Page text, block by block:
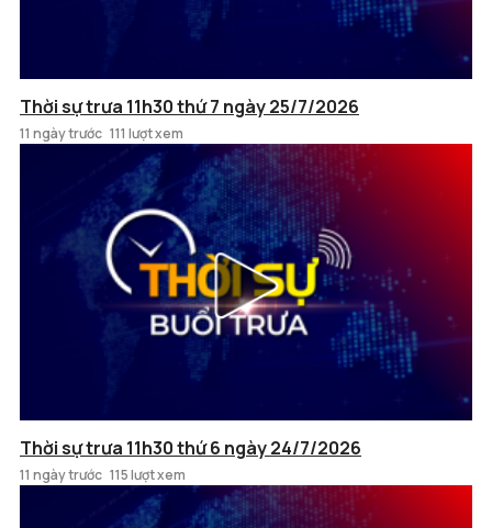
Thời sự trưa 11h30 thứ 7 ngày 25/7/2026
11 ngày trước 111 lượt xem
Thời sự trưa 11h30 thứ 6 ngày 24/7/2026
11 ngày trước 115 lượt xem